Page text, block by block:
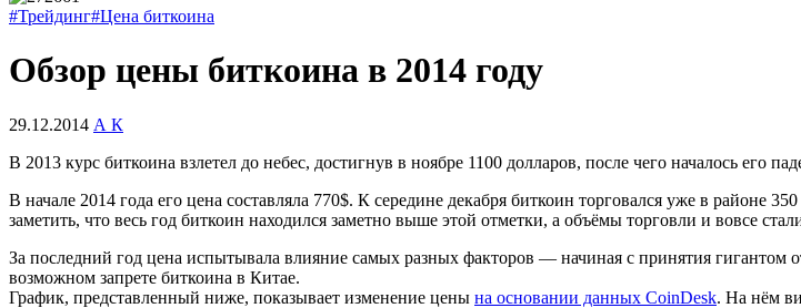
#Трейдинг#Цена биткоина
Обзор цены биткоина в 2014 году
29.12.2014 А К
В 2013 курс биткоина взлетел до небес, достигнув в ноябре 1100 долларов, после чего началось его
В начале 2014 года его цена составляла 770$. К середине декабря биткоин торговался уже в районе
заметить, что весь год биткоин находился заметно выше этой отметки, а объёмы торговли и вовсе
За последний год цена испытывала влияние самых разных факторов — начиная с принятия гигантом
возможном запрете биткоина в Китае.
График, представленный ниже, показывает изменение цены на основании данных CoinDesk. На нём